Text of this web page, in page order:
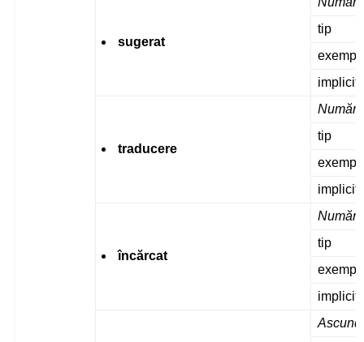
sugerat
tip
implicit
traducere
tip
implicit
încărcat
tip
implicit